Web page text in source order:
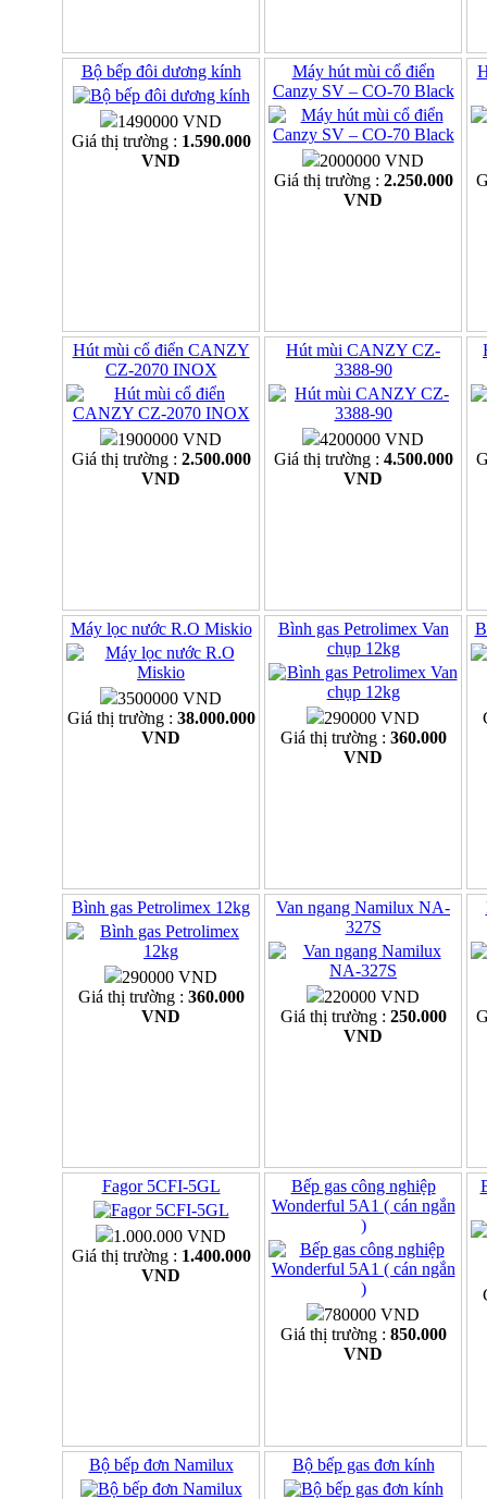
Bộ bếp đôi dương kính
1490000 VND
Giá thị trường : 1.590.000
VND
Máy hút mùi cổ điển
Canzy SV – CO-70 Black
2000000 VND
Giá thị trường : 2.250.000
VND
Hút mùi cổ điển CANZY
CZ-2070 INOX
1900000 VND
Giá thị trường : 2.500.000
VND
Hút mùi CANZY CZ-
3388-90
4200000 VND
Giá thị trường : 4.500.000
VND
Máy lọc nước R.O Miskio
3500000 VND
Giá thị trường : 38.000.000
VND
Bình gas Petrolimex Van
chụp 12kg
290000 VND
Giá thị trường : 360.000
VND
Bình gas Petrolimex 12kg
290000 VND
Giá thị trường : 360.000
VND
Van ngang Namilux NA-
327S
220000 VND
Giá thị trường : 250.000
VND
Fagor 5CFI-5GL
1.000.000 VND
Giá thị trường : 1.400.000
VND
Bếp gas công nghiệp
Wonderful 5A1 ( cán ngắn
)
780000 VND
Giá thị trường : 850.000
VND
Bộ bếp đơn Namilux Bộ bếp gas đơn kính